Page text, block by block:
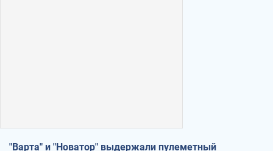
"Варта" и "Новатор" выдержали пулеметный